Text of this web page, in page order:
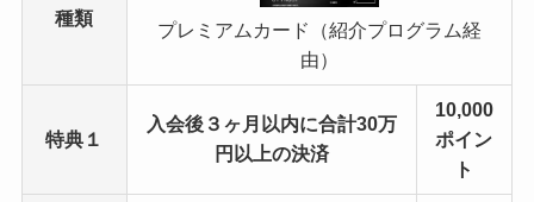
種類
プレミアムカード（紹介プログラム経
由）
特典１
入会後３ヶ月以内に合計30万
円以上の決済
10,000
ポイン
ト